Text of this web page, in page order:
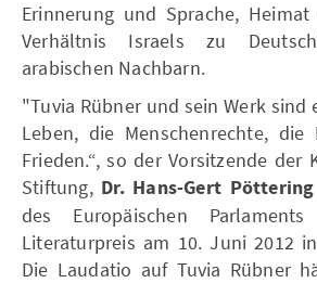
Erinnerung und Sprache,
Verhältnis Israels zu
arabischen Nachbarn.
"Tuvia Rübner und sein Werk sind
Leben, die Menschenrechte,
Frieden.“, so der Vorsitzende der
Stiftung, Dr. Hans-Gert
des Europäischen
Literaturpreis am 10. Juni 2012
Die Laudatio auf Tuvia Rübner